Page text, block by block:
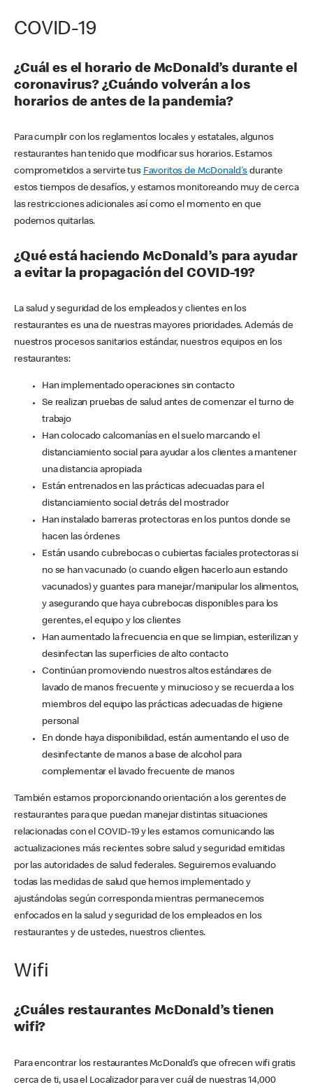
COVID-19
¿Cuál es el horario de McDonald’s durante el
coronavirus? ¿Cuándo volverán a los
horarios de antes de la pandemia?
Para cumplir con los reglamentos locales y estatales, algunos
restaurantes han tenido que modificar sus horarios. Estamos
comprometidos a servirte tus Favoritos de McDonald's durante
estos tiempos de desafíos, y estamos monitoreando muy de cerca
las restricciones adicionales así como el momento en que
podemos quitarlas.
¿Qué está haciendo McDonald’s para ayudar
a evitar la propagación del COVID-19?
La salud y seguridad de los empleados y clientes en los
restaurantes es una de nuestras mayores prioridades. Además de
nuestros procesos sanitarios estándar, nuestros equipos en los
restaurantes:
Han implementado operaciones sin contacto
Se realizan pruebas de salud antes de comenzar el turno de
trabajo
Han colocado calcomanías en el suelo marcando el
distanciamiento social para ayudar a los clientes a mantener
una distancia apropiada
Están entrenados en las prácticas adecuadas para el
distanciamiento social detrás del mostrador
Han instalado barreras protectoras en los puntos donde se
hacen las órdenes
Están usando cubrebocas o cubiertas faciales protectoras si
no se han vacunado (o cuando eligen hacerlo aun estando
vacunados) y guantes para manejar/manipular los alimentos,
y asegurando que haya cubrebocas disponibles para los
gerentes, el equipo y los clientes
Han aumentado la frecuencia en que se limpian, esterilizan y
desinfectan las superficies de alto contacto
Continúan promoviendo nuestros altos estándares de
lavado de manos frecuente y minucioso y se recuerda a los
miembros del equipo las prácticas adecuadas de higiene
personal
En donde haya disponibilidad, están aumentando el uso de
desinfectante de manos a base de alcohol para
complementar el lavado frecuente de manos
También estamos proporcionando orientación a los gerentes de
restaurantes para que puedan manejar distintas situaciones
relacionadas con el COVID-19 y les estamos comunicando las
actualizaciones más recientes sobre salud y seguridad emitidas
por las autoridades de salud federales. Seguiremos evaluando
todas las medidas de salud que hemos implementado y
ajustándolas según corresponda mientras permanecemos
enfocados en la salud y seguridad de los empleados en los
restaurantes y de ustedes, nuestros clientes.
Wifi
¿Cuáles restaurantes McDonald’s tienen
wifi?
Para encontrar los restaurantes McDonald’s que ofrecen wifi gratis
cerca de ti, usa el Localizador para ver cuál de nuestras 14,000